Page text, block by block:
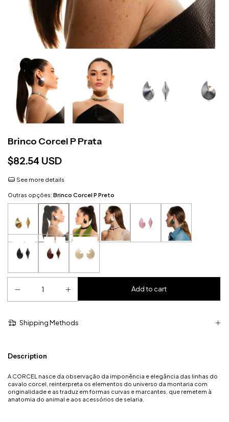
Brinco Corcel P Prata
$82.54 USD
See more details
Outras opções: Brinco Corcel P Preto
Shipping Methods
Description
A CORCEL nasce da observação da imponência e elegância das linhas do
cavalo corcel, reinterpreta os elementos do universo da montaria com
originalidade e as traduz em formas curvas e marcantes, que remetem à
anatomia do animal e aos acessórios de selaria.